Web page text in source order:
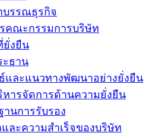
บรรณธุรกิจ
คณะกรรมการบริษัท
งยืน
ะธาน
และแนวทางพัฒนาอย่างยั่งยืน
หารจัดการด้านความยั่งยืน
านการรับรอง
และความสำเร็จของบริษัท